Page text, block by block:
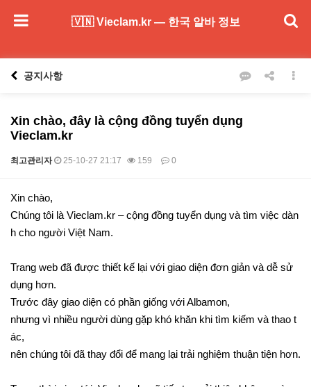
🇻🇳 Vieclam.kr — 한국 알바 정보
공지사항
Xin chào, đây là cộng đồng tuyển dụng
Vieclam.kr
최고관리자 25-10-27 21:17 159 0
본문
Xin chào,
Chúng tôi là Vieclam.kr – cộng đồng tuyển dụng và tìm việc dàn
h cho người Việt Nam.
Trang web đã được thiết kế lại với giao diện đơn giản và dễ sử
dụng hơn.
Trước đây giao diện có phần giống với Albamon,
nhưng vì nhiều người dùng gặp khó khăn khi tìm kiếm và thao t
ác,
nên chúng tôi đã thay đổi để mang lại trải nghiệm thuận tiện hơn.